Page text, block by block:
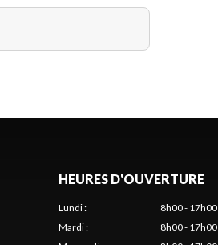
HEURES D'OUVERTURE
Lundi:
8h00 - 17h00
Mardi:
8h00 - 17h00